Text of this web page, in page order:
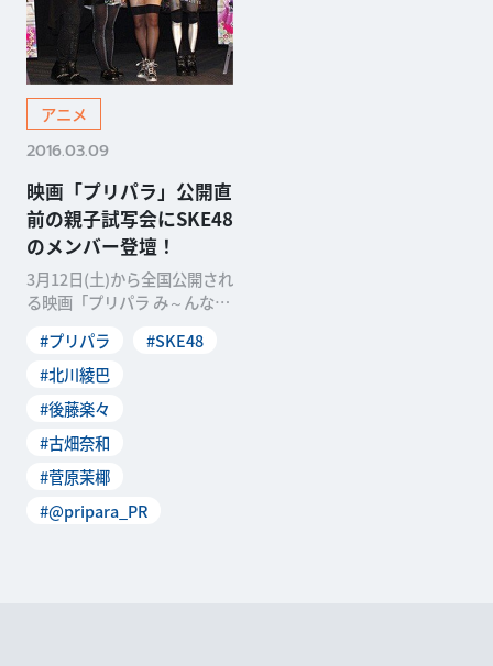
アニメ
2016.03.09
映画「プリパラ」公開直
前の親子試写会にSKE48
のメンバー登壇！
3月12日(土)から全国公開され
る映画「プリパラ み～んなの
パリ」の親子試
#プリパラ
#SKE48
#北川綾巴
#後藤楽々
#古畑奈和
#菅原茉椰
#@pripara_PR